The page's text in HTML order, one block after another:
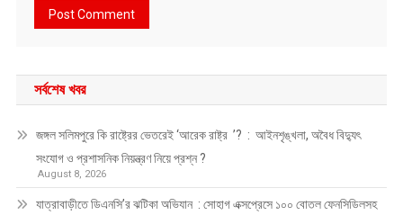
সর্বশেষ খবর
জঙ্গল সলিমপুরে কি রাষ্ট্রের ভেতরেই ‘আরেক রাষ্ট্র ’? : আইনশৃঙ্খলা, অবৈধ বিদ্যুৎ
সংযোগ ও প্রশাসনিক নিয়ন্ত্রণ নিয়ে প্রশ্ন ?
August 8, 2026
যাত্রাবাড়ীতে ডিএনসি’র ঝটিকা অভিযান : সোহাগ এক্সপ্রেসে ১০০ বোতল ফেনসিডিলসহ